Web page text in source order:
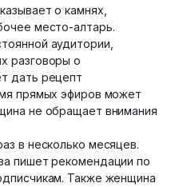
о камнях,
место-алтарь.
аудитории,
разговоры о
дать рецепт
прямых эфиров может
не обращает внимания
в несколько месяцев.
пишет рекомендации по
Также женщина